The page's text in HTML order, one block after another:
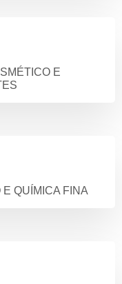
E
QUÍMICA FINA